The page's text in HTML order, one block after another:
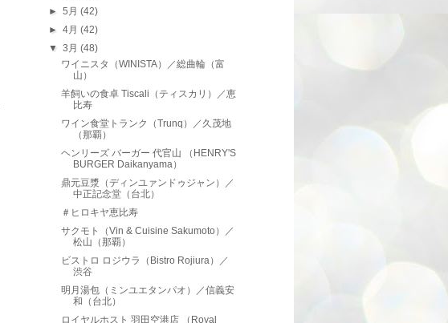
►5月(42)
►4月(42)
▼3月(48)
ワイニスタ（WINISTA）／総曲輪（富
山）
羊飼いの食卓 Tiscali（ティスカリ）／恵
比寿
ワイン食堂トランク（Trunq）／久茂地
（那覇）
ヘンリーズ バーガー 代官山 （HENRY'S
BURGER Daikanyama）
鼎元豆漿（ディンユァンドゥジャン）／
中正記念堂（台北）
＃ヒロキヤ恵比寿
サクモト（Vin & Cuisine Sakumoto）／
松山（那覇）
ビストロ ロジウラ（Bistro Rojiura）／
渋谷
明月湯包（ミンユエタンパオ）／信義安
和（台北）
ロイヤルホスト 羽田空港店 （Royal